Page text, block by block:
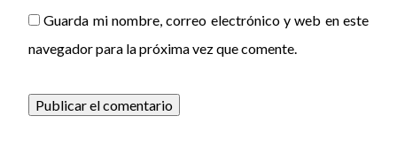
Guarda mi nombre, correo electrónico y web en este
navegador para la próxima vez que comente.